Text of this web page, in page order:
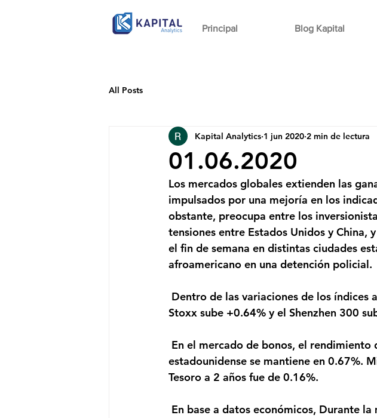
Principal Blog Kapital
All Posts
01.06.2020
Kapital Analytics 1 jun 2020 2 min de lectura
Los mercados globales extienden las
impulsados por una mejoría en los
obstante, preocupa entre los
tensiones entre Estados Unidos y China,
el fin de semana en distintas ciudades
afroamericano en una detención policial.
Stoxx sube +0.64% y el Shenzhen 300
estadounidense se mantiene en 0.67%.
Tesoro a 2 años fue de 0.16%.